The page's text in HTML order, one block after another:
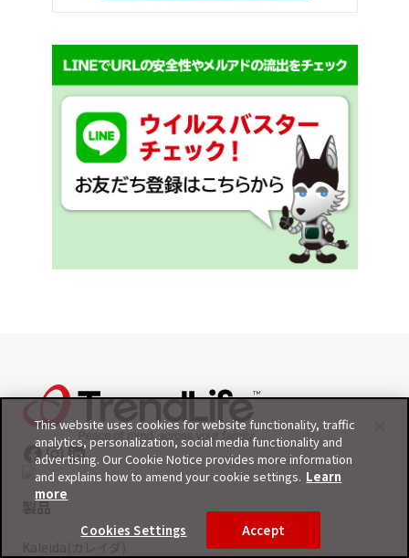
製品
This website uses cookies for website functionality, traffic
analytics, personalization, social media functionality and
advertising. Our Cookie Notice provides more information
and explains how to amend your cookie settings. Learn
more
Cookies Settings Accept